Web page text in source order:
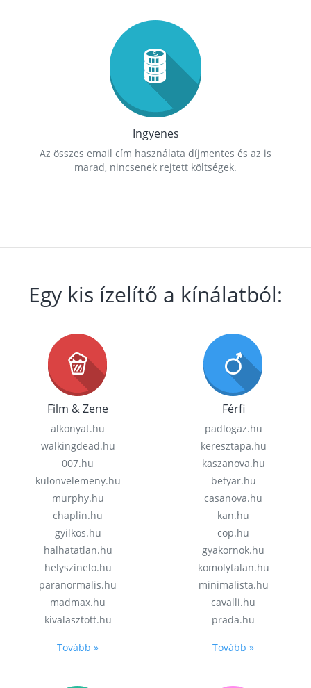
Ingyenes
Az összes email cím használata díjmentes és az is
marad, nincsenek rejtett költségek.
Egy kis ízelítő a kínálatból:
Film & Zene
alkonyat.hu
walkingdead.hu
007.hu
kulonvelemeny.hu
murphy.hu
chaplin.hu
gyilkos.hu
halhatatlan.hu
helyszinelo.hu
paranormalis.hu
madmax.hu
kivalasztott.hu
Tovább »
Férfi
padlogaz.hu
keresztapa.hu
kaszanova.hu
betyar.hu
casanova.hu
kan.hu
cop.hu
gyakornok.hu
komolytalan.hu
minimalista.hu
cavalli.hu
prada.hu
Tovább »